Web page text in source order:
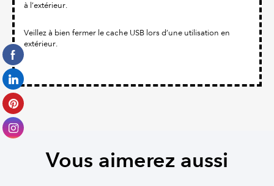
à l’extérieur.
Veillez à bien fermer le cache USB lors d’une utilisation en
extérieur.
Vous aimerez aussi